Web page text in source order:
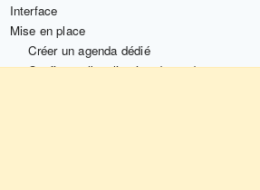
Interface
Mise en place
Créer un agenda dédié
Configurer l'application de rendez-vous